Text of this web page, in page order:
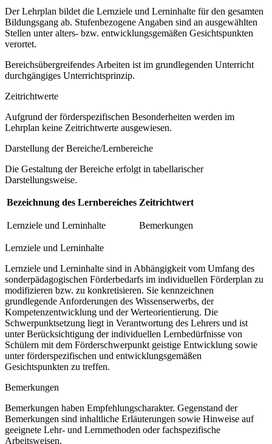
Der Lehrplan bildet die Lernziele und Lerninhalte für den gesamten
Bildungsgang ab. Stufenbezogene Angaben sind an ausgewählten
Stellen unter alters- bzw. entwicklungsgemäßen Gesichtspunkten
verortet.
Bereichsübergreifendes Arbeiten ist im grundlegenden Unterricht
durchgängiges Unterrichtsprinzip.
Zeitrichtwerte
Aufgrund der förderspezifischen Besonderheiten werden im
Lehrplan keine Zeitrichtwerte ausgewiesen.
Darstellung der Bereiche/Lernbereiche
Die Gestaltung der Bereiche erfolgt in tabellarischer
Darstellungsweise.
Bezeichnung des Lernbereiches Zeitrichtwert
Lernziele und Lerninhalte Bemerkungen
Lernziele und Lerninhalte
Lernziele und Lerninhalte sind in Abhängigkeit vom Umfang des
sonderpädagogischen Förderbedarfs im individuellen Förderplan zu
modifizieren bzw. zu konkretisieren. Sie kennzeichnen
grundlegende Anforderungen des Wissenserwerbs, der
Kompetenzentwicklung und der Werteorientierung. Die
Schwerpunktsetzung liegt in Verantwortung des Lehrers und ist
unter Berücksichtigung der individuellen Lernbedürfnisse von
Schülern mit dem Förderschwerpunkt geistige Entwicklung sowie
unter förderspezifischen und entwicklungsgemäßen
Gesichtspunkten zu treffen.
Bemerkungen
Bemerkungen haben Empfehlungscharakter. Gegenstand der
Bemerkungen sind inhaltliche Erläuterungen sowie Hinweise auf
geeignete Lehr- und Lernmethoden oder fachspezifische
Arbeitsweisen.